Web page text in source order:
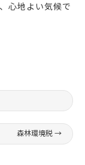
心地よい気候で
森林環境税 →